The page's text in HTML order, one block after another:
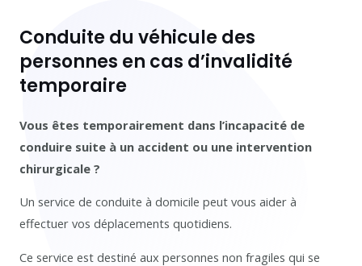
Conduite du véhicule des
personnes en cas d’invalidité
temporaire
Vous êtes temporairement dans l’incapacité de
conduire suite à un accident ou une intervention
chirurgicale ?
Un service de conduite à domicile peut vous aider à
effectuer vos déplacements quotidiens.
Ce service est destiné aux personnes non fragiles qui se